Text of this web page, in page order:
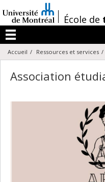
au
contenu
/École de
Menu
Accueil Ressources et services
Association